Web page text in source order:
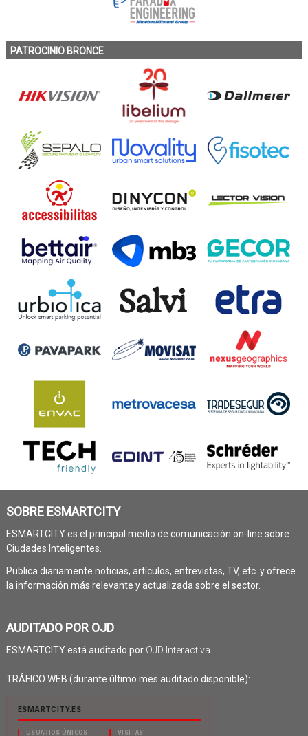
PATROCINIO BRONCE
SOBRE ESMARTCITY
ESMARTCITY es el principal medio de comunicación on-line sobre
Ciudades Inteligentes.
Publica diariamente noticias, artículos, entrevistas, TV, etc. y ofrece
la información más relevante y actualizada sobre el sector.
AUDITADO POR OJD
ESMARTCITY está auditado por OJD Interactiva
TRÁFICO WEB (durante último mes auditado disponible):